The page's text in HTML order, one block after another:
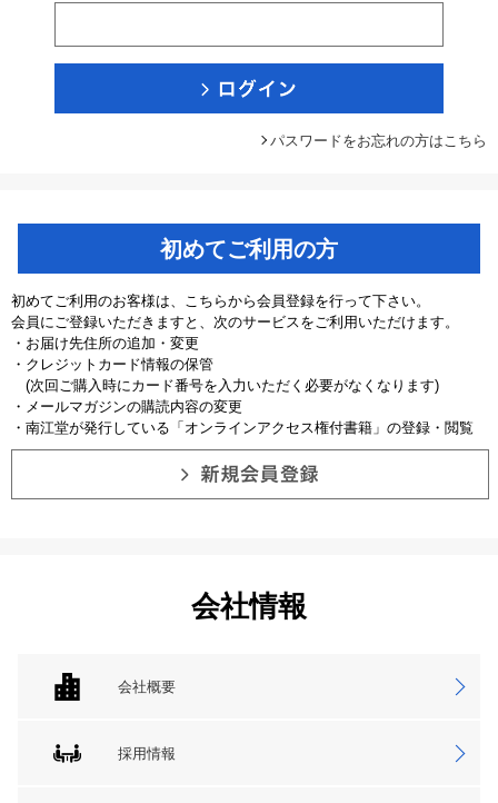
パスワードをお忘れの方はこちら
初めてご利用の方
初めてご利用のお客様は、こちらから会員登録を行って下さい。
会員にご登録いただきますと、次のサービスをご利用いただけます。
・お届け先住所の追加・変更
・クレジットカード情報の保管
(次回ご購入時にカード番号を入力いただく必要がなくなります)
・メールマガジンの購読内容の変更
・南江堂が発行している「オンラインアクセス権付書籍」の登録・閲覧
会社情報
会社概要
採用情報